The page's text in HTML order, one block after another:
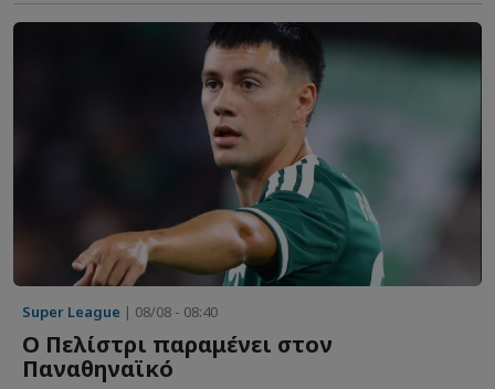
Super League | 08/08 - 08:40
Ο Πελίστρι παραμένει στον
Παναθηναϊκό